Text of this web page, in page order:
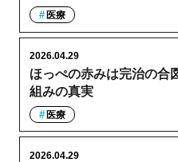
医療
ほっぺの赤みは完治の合
組みの真実
2026.04.29
医療
2026.04.29